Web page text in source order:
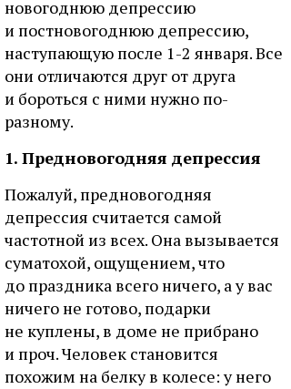
новогоднюю депрессию
и постновогоднюю депрессию,
наступающую после 1-2 января. Все
они отличаются друг от друга
и бороться с ними нужно по-
разному.
1. Предновогодняя депрессия
Пожалуй, предновогодняя
депрессия считается самой
частотной из всех. Она вызывается
суматохой, ощущением, что
до праздника всего ничего, а у вас
ничего не готово, подарки
не куплены, в доме не прибрано
и проч. Человек становится
похожим на белку в колесе: у него